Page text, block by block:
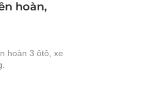
hoàn,
hoàn 3 ôtô, xe